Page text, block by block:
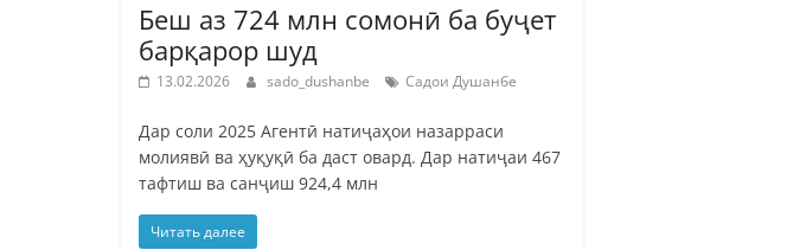
Беш аз 724 млн сомонӣ ба буҷет
барқарор шуд
13.02.2026 sado_dushanbe Садои Душанбе
Дар соли 2025 Агентӣ натиҷаҳои назарраси
молиявӣ ва ҳуқуқӣ ба даст овард. Дар натиҷаи 467
тафтиш ва санҷиш 924,4 млн
Читать далее